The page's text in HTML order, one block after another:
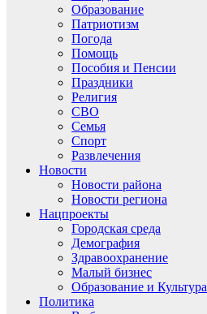
Образование
Патриотизм
Погода
Помощь
Пособия и Пенсии
Праздники
Религия
СВО
Семья
Спорт
Развлечения
Новости
Новости района
Новости региона
Нацпроекты
Городская среда
Демография
Здравоохранение
Малый бизнес
Образование и Культура
Политика